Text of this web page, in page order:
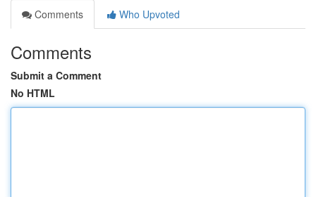
Comments
Who Upvoted
Comments
Submit a Comment
No HTML